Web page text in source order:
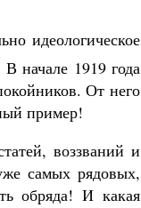
идеологическое
начале 1919 года
От него
пример!
воззваний и
самых рядовых,
обряда! И какая